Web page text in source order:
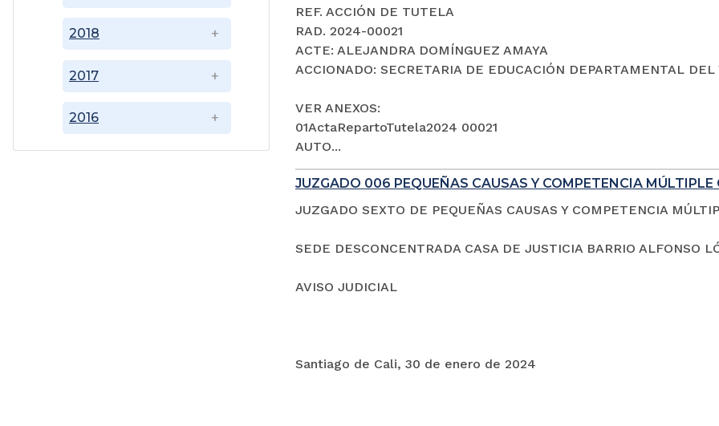
2016
2017
2018
REF. ACCIÓN DE TUTELA
RAD. 2024-00021
ACTE: ALEJANDRA DOMÍNGUEZ AMAYA
ACCIONADO: SECRETARIA DE EDUCACIÓN DEPARTAMENTAL
VER ANEXOS:
01ActaRepartoTutela2024 00021
AUTO...
JUZGADO 006 PEQUEÑAS CAUSAS Y COMPETENCIA MÚLTIPLE
JUZGADO SEXTO DE PEQUEÑAS CAUSAS Y COMPETENCIA
SEDE DESCONCENTRADA CASA DE JUSTICIA BARRIO ALFONSO
AVISO JUDICIAL
Santiago de Cali, 30 de enero de 2024